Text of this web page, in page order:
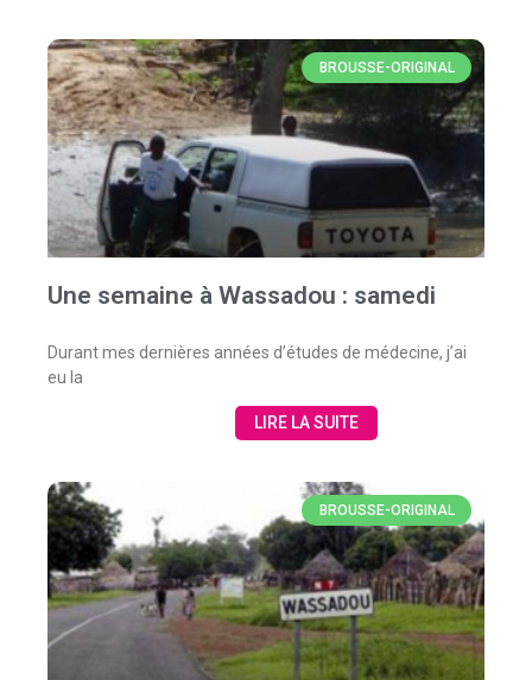
BROUSSE-ORIGINAL
Une semaine à Wassadou : samedi
Durant mes dernières années d’études de médecine, j’ai
eu la
LIRE LA SUITE
BROUSSE-ORIGINAL